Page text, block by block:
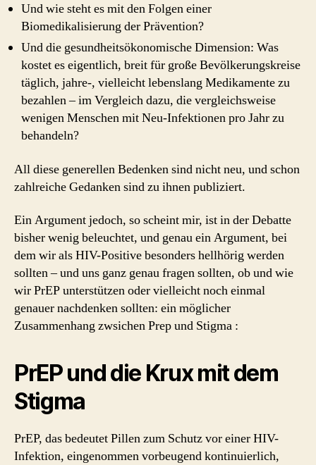
Und wie steht es mit den Folgen einer
Biomedikalisierung der Prävention?
Und die gesundheitsökonomische Dimension: Was
kostet es eigentlich, breit für große Bevölkerungskreise
täglich, jahre-, vielleicht lebenslang Medikamente zu
bezahlen – im Vergleich dazu, die vergleichsweise
wenigen Menschen mit Neu-Infektionen pro Jahr zu
behandeln?
All diese generellen Bedenken sind nicht neu, und schon
zahlreiche Gedanken sind zu ihnen publiziert.
Ein Argument jedoch, so scheint mir, ist in der Debatte
bisher wenig beleuchtet, und genau ein Argument, bei
dem wir als HIV-Positive besonders hellhörig werden
sollten – und uns ganz genau fragen sollten, ob und wie
wir PrEP unterstützen oder vielleicht noch einmal
genauer nachdenken sollten: ein möglicher
Zusammenhang zwsichen Prep und Stigma :
PrEP und die Krux mit dem
Stigma
PrEP, das bedeutet Pillen zum Schutz vor einer HIV-
Infektion, eingenommen vorbeugend kontinuierlich,